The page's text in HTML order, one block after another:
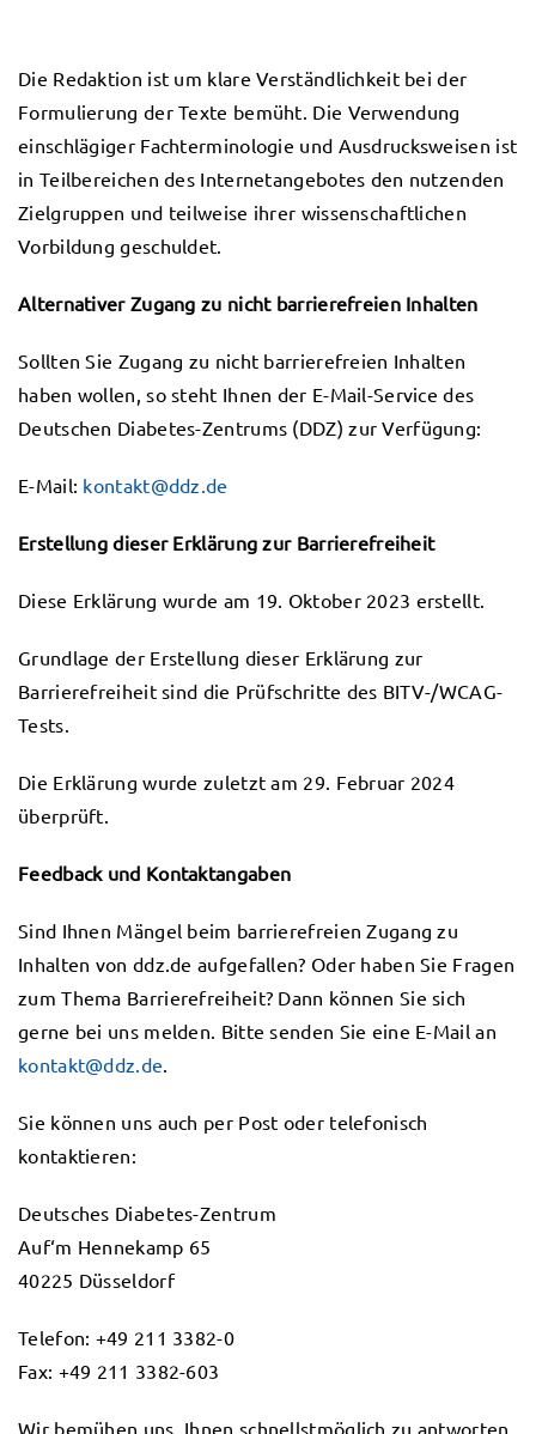
Die Redaktion ist um klare Verständlichkeit bei der
Formulierung der Texte bemüht. Die Verwendung
einschlägiger Fachterminologie und Ausdrucksweisen ist
in Teilbereichen des Internetangebotes den nutzenden
Zielgruppen und teilweise ihrer wissenschaftlichen
Vorbildung geschuldet.
Alternativer Zugang zu nicht barrierefreien Inhalten
Sollten Sie Zugang zu nicht barrierefreien Inhalten
haben wollen, so steht Ihnen der E-Mail-Service des
Deutschen Diabetes-Zentrums (DDZ) zur Verfügung:
E-Mail: kontakt@ddz.de
Erstellung dieser Erklärung zur Barrierefreiheit
Diese Erklärung wurde am 19. Oktober 2023 erstellt.
Grundlage der Erstellung dieser Erklärung zur
Barrierefreiheit sind die Prüfschritte des BITV-/WCAG-
Tests.
Die Erklärung wurde zuletzt am 29. Februar 2024
überprüft.
Feedback und Kontaktangaben
Sind Ihnen Mängel beim barrierefreien Zugang zu
Inhalten von ddz.de aufgefallen? Oder haben Sie Fragen
zum Thema Barrierefreiheit? Dann können Sie sich
gerne bei uns melden. Bitte senden Sie eine E-Mail an
kontakt@ddz.de.
Sie können uns auch per Post oder telefonisch
kontaktieren:
Deutsches Diabetes-Zentrum
Auf‘m Hennekamp 65
40225 Düsseldorf
Telefon: +49 211 3382-0
Fax: +49 211 3382-603
Wir bemühen uns, Ihnen schnellstmöglich zu antworten